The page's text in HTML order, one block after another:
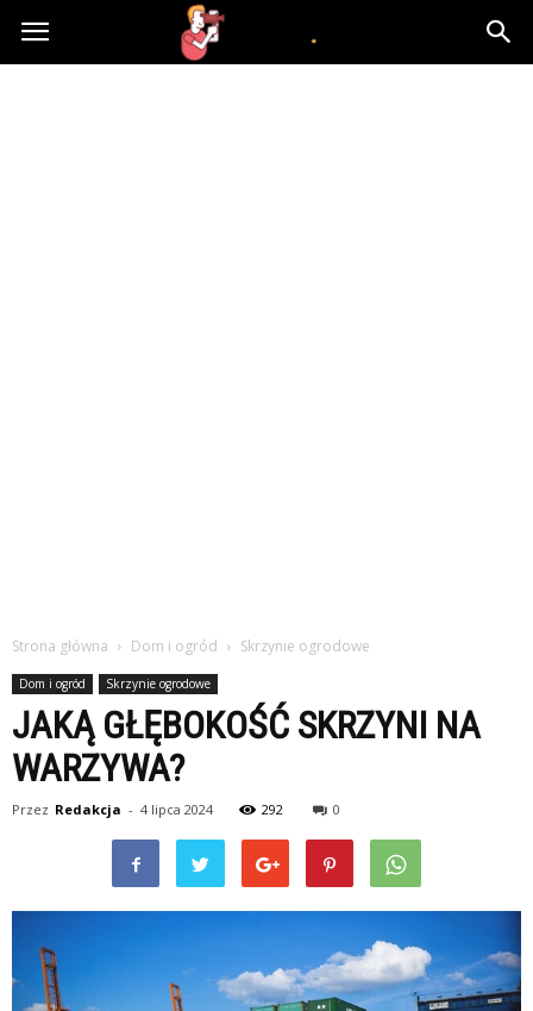
atvn.pl
Strona główna Dom i ogród Skrzynie ogrodowe
Dom i ogród Skrzynie ogrodowe
JAKĄ GŁĘBOKOŚĆ SKRZYNI NA
WARZYWA?
Przez Redakcja - 4 lipca 2024 292 0